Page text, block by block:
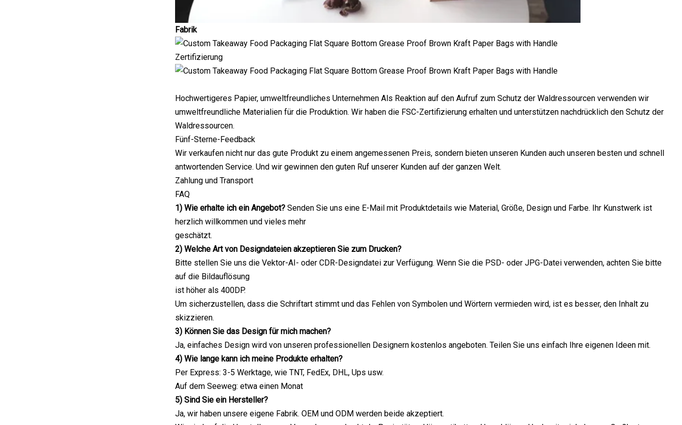
Fabrik
Zertifizierung
Hochwertigeres Papier, umweltfreundliches Unternehmen Als Reaktion auf den Aufruf zum Schutz der Waldressourcen verwenden wir
umweltfreundliche Materialien für die Produktion. Wir haben die FSC-Zertifizierung erhalten und unterstützen nachdrücklich den Schutz der
Waldressourcen.
Fünf-Sterne-Feedback
Wir verkaufen nicht nur das gute Produkt zu einem angemessenen Preis, sondern bieten unseren Kunden auch unseren besten und schnell
antwortenden Service. Und wir gewinnen den guten Ruf unserer Kunden auf der ganzen Welt.
Zahlung und Transport
FAQ
1) Wie erhalte ich ein Angebot? Senden Sie uns eine E-Mail mit Produktdetails wie Material, Größe, Design und Farbe. Ihr Kunstwerk ist
herzlich willkommen und vieles mehr
geschätzt.
2) Welche Art von Designdateien akzeptieren Sie zum Drucken?
Bitte stellen Sie uns die Vektor-AI- oder CDR-Designdatei zur Verfügung. Wenn Sie die PSD- oder JPG-Datei verwenden, achten Sie bitte
auf die Bildauflösung
ist höher als 400DP.
Um sicherzustellen, dass die Schriftart stimmt und das Fehlen von Symbolen und Wörtern vermieden wird, ist es besser, den Inhalt zu
skizzieren.
3) Können Sie das Design für mich machen?
Ja, einfaches Design wird von unseren professionellen Designern kostenlos angeboten. Teilen Sie uns einfach Ihre eigenen Ideen mit.
4) Wie lange kann ich meine Produkte erhalten?
Per Express: 3-5 Werktage, wie TNT, FedEx, DHL, Ups usw.
Auf dem Seeweg: etwa einen Monat
5) Sind Sie ein Hersteller?
Ja, wir haben unsere eigene Fabrik. OEM und ODM werden beide akzeptiert.